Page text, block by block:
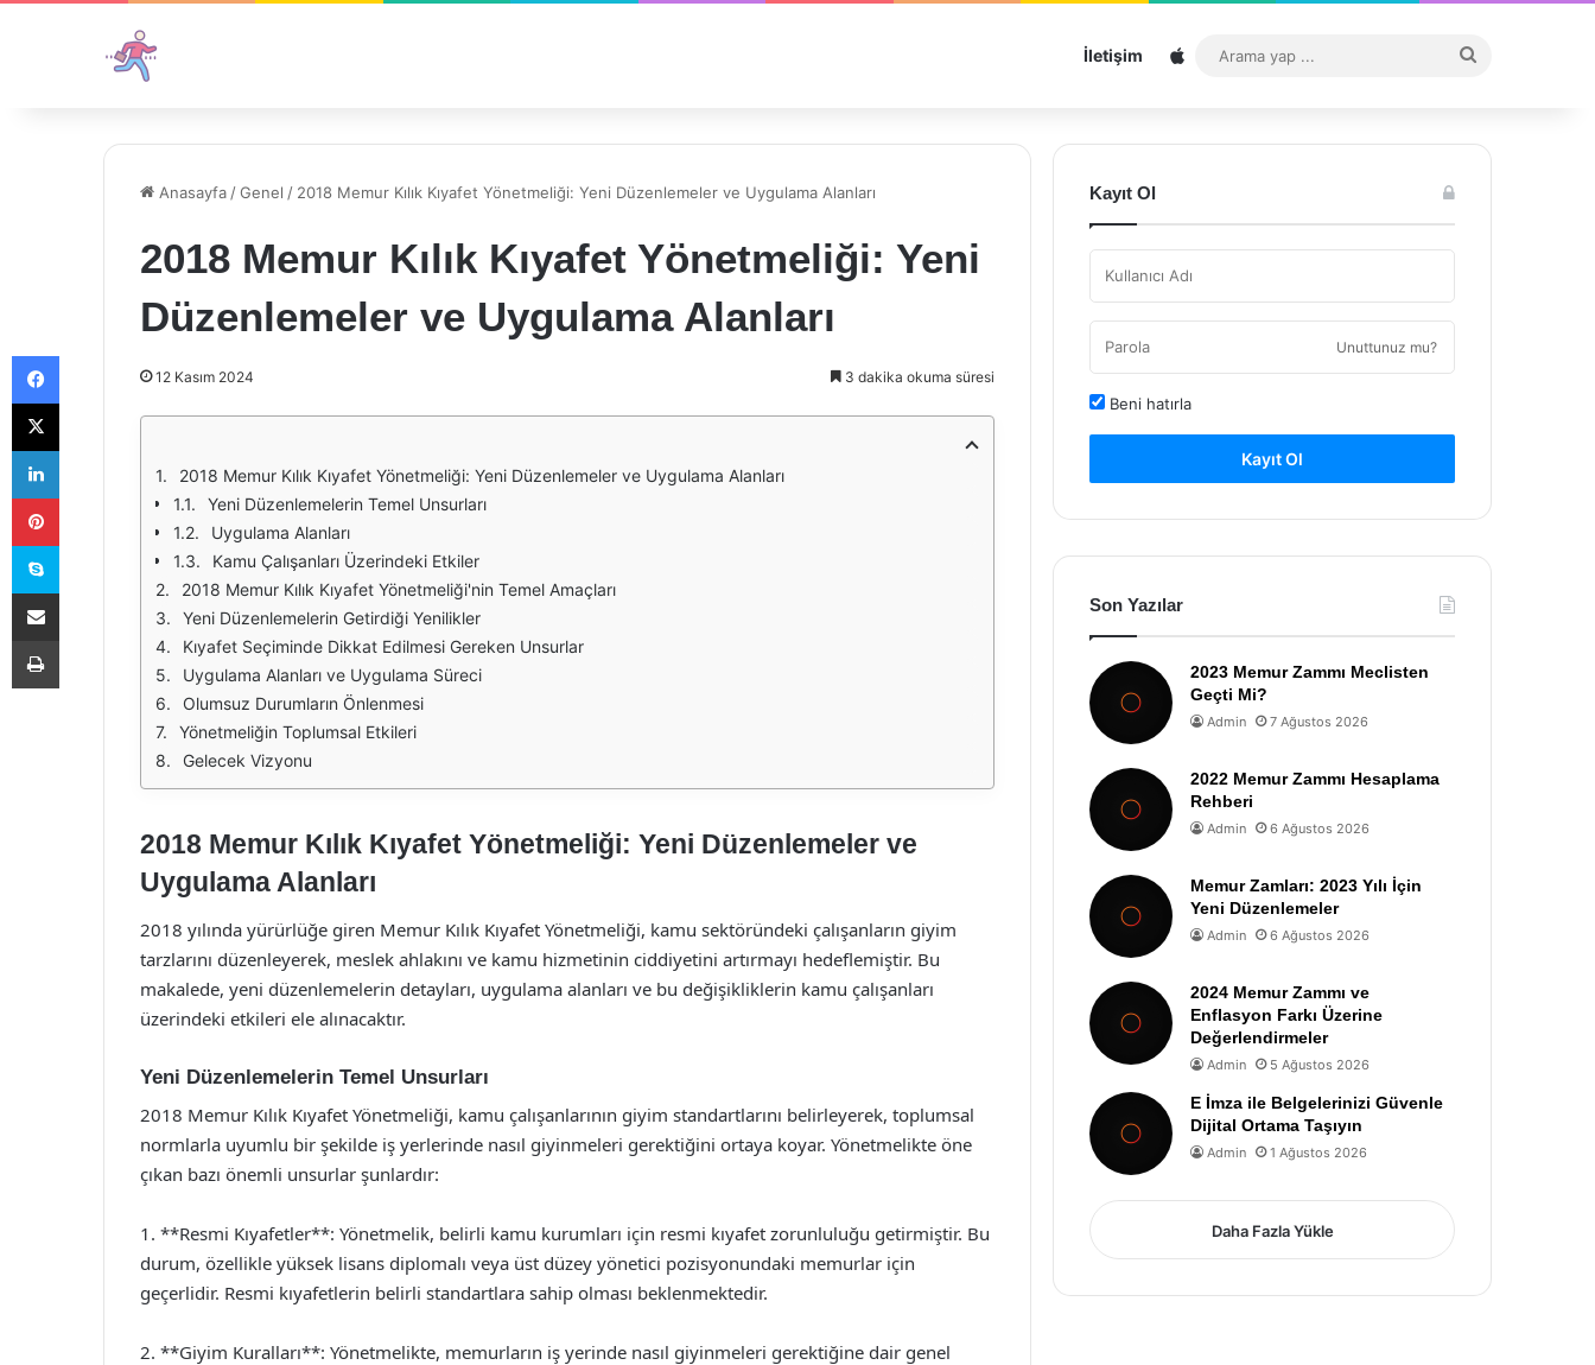
İletişim Sitemap
...
Anasayfa /Genel / 2018 Memur Kılık Kıyafet Yönetmeliği: Yeni Düzenlemeler ve Uygulama Alanları
2018 Memur Kılık Kıyafet Yönetmeliği: Yeni
Düzenlemeler ve Uygulama Alanları
12 Kasım 2024 3 dakika okuma süresi
2018 Memur Kılık Kıyafet Yönetmeliği: Yeni Düzenlemeler ve Uygulama Alanları
Yeni Düzenlemelerin Temel Unsurları
Uygulama Alanları
Kamu Çalışanları Üzerindeki Etkiler
2018 Memur Kılık Kıyafet Yönetmeliği'nin Temel Amaçları
Yeni Düzenlemelerin Getirdiği Yenilikler
Kıyafet Seçiminde Dikkat Edilmesi Gereken Unsurlar
Uygulama Alanları ve Uygulama Süreci
Olumsuz Durumların Önlenmesi
Yönetmeliğin Toplumsal Etkileri
Gelecek Vizyonu
2018 Memur Kılık Kıyafet Yönetmeliği: Yeni Düzenlemeler ve
Uygulama Alanları
2018 yılında yürürlüğe giren Memur Kılık Kıyafet Yönetmeliği, kamu sektöründeki çalışanların giyim
tarzlarını düzenleyerek, meslek ahlakını ve kamu hizmetinin ciddiyetini artırmayı hedeflemiştir. Bu
makalede, yeni düzenlemelerin detayları, uygulama alanları ve bu değişikliklerin kamu çalışanları
üzerindeki etkileri ele alınacaktır.
Yeni Düzenlemelerin Temel Unsurları
2018 Memur Kılık Kıyafet Yönetmeliği, kamu çalışanlarının giyim standartlarını belirleyerek, toplumsal
normlarla uyumlu bir şekilde iş yerlerinde nasıl giyinmeleri gerektiğini ortaya koyar. Yönetmelikte öne
çıkan bazı önemli unsurlar şunlardır:
1. **Resmi Kıyafetler**: Yönetmelik, belirli kamu kurumları için resmi kıyafet zorunluluğu getirmiştir. Bu
durum, özellikle yüksek lisans diplomalı veya üst düzey yönetici pozisyonundaki memurlar için
geçerlidir. Resmi kıyafetlerin belirli standartlara sahip olması beklenmektedir.
2. **Giyim Kuralları**: Yönetmelikte, memurların iş yerinde nasıl giyinmeleri gerektiğine dair genel
Kayıt Ol
Unuttunuz mu?
Beni hatırla
Kayıt Ol
Son Yazılar
2023 Memur Zammı Meclisten
Geçti Mi?
Admin 7 Ağustos 2026
2022 Memur Zammı Hesaplama
Rehberi
Admin 6 Ağustos 2026
Memur Zamları: 2023 Yılı İçin
Yeni Düzenlemeler
Admin 6 Ağustos 2026
2024 Memur Zammı ve
Enflasyon Farkı Üzerine
Değerlendirmeler
Admin 5 Ağustos 2026
E İmza ile Belgelerinizi Güvenle
Dijital Ortama Taşıyın
Admin 1 Ağustos 2026
Daha Fazla Yükle
Facebook
X
LinkedIn
Pinterest
Skype
E-Posta ile paylaş